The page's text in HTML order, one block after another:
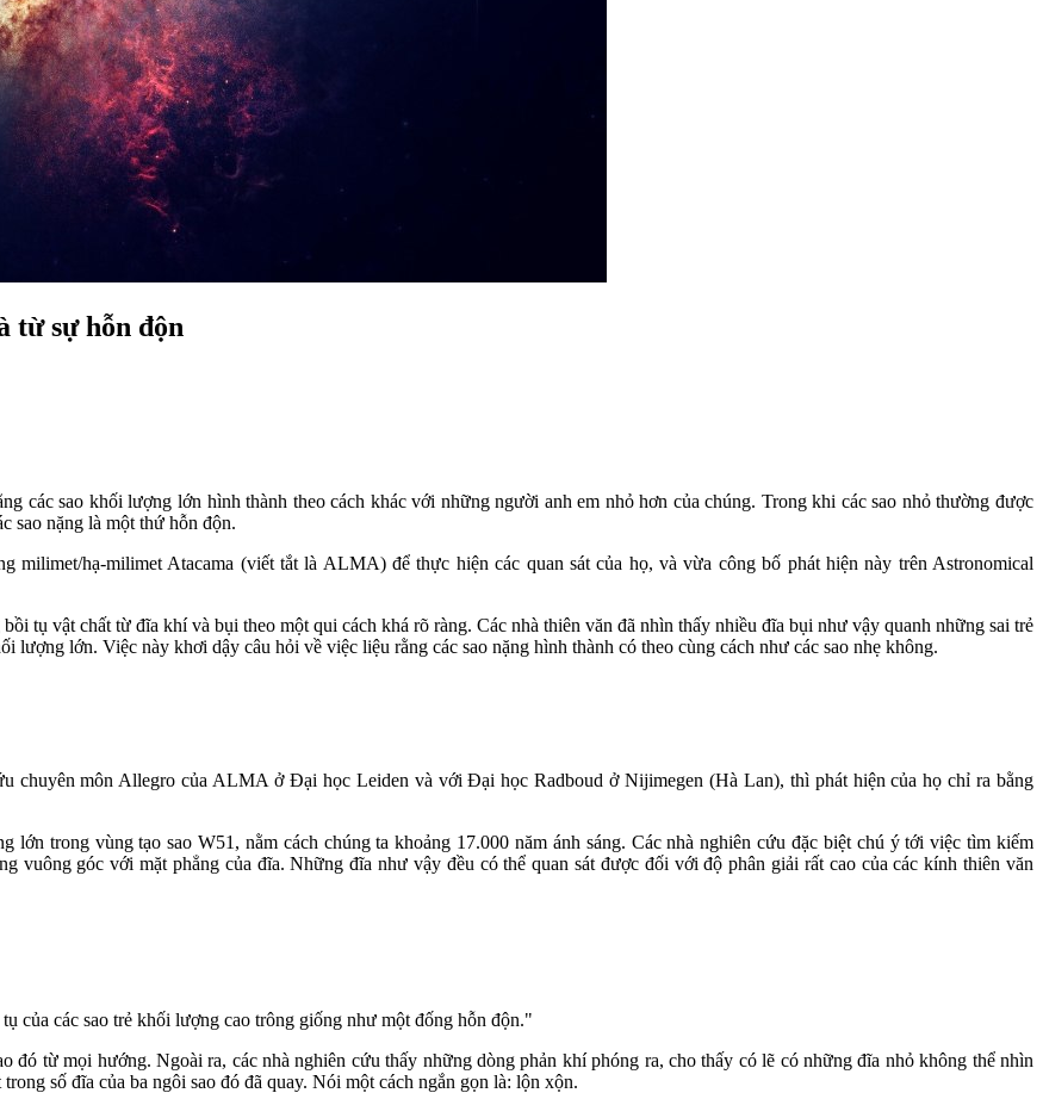
từ sự hỗn độn
các sao khối lượng lớn hình thành theo cách khác với những người anh em nhỏ hơn của chúng. Trong khi các sao nhỏ thường được
sao nặng là một thứ hỗn độn.
milimet/hạ-milimet Atacama (viết tắt là ALMA) để thực hiện các quan sát của họ, và vừa công bố phát hiện này trên Astronomical
tụ vật chất từ đĩa khí và bụi theo một qui cách khá rõ ràng. Các nhà thiên văn đã nhìn thấy nhiều đĩa bụi như vậy quanh những sai trẻ
lượng lớn. Việc này khơi dậy câu hỏi về việc liệu rằng các sao nặng hình thành có theo cùng cách như các sao nhẹ không.
chuyên môn Allegro của ALMA ở Đại học Leiden và với Đại học Radboud ở Nijimegen (Hà Lan), thì phát hiện của họ chỉ ra bằng
lớn trong vùng tạo sao W51, nằm cách chúng ta khoảng 17.000 năm ánh sáng. Các nhà nghiên cứu đặc biệt chú ý tới việc tìm kiếm
vuông góc với mặt phẳng của đĩa. Những đĩa như vậy đều có thể quan sát được đối với độ phân giải rất cao của các kính thiên văn
của các sao trẻ khối lượng cao trông giống như một đống hỗn độn."
đó từ mọi hướng. Ngoài ra, các nhà nghiên cứu thấy những dòng phản khí phóng ra, cho thấy có lẽ có những đĩa nhỏ không thể nhìn
số đĩa của ba ngôi sao đó đã quay. Nói một cách ngắn gọn là: lộn xộn.